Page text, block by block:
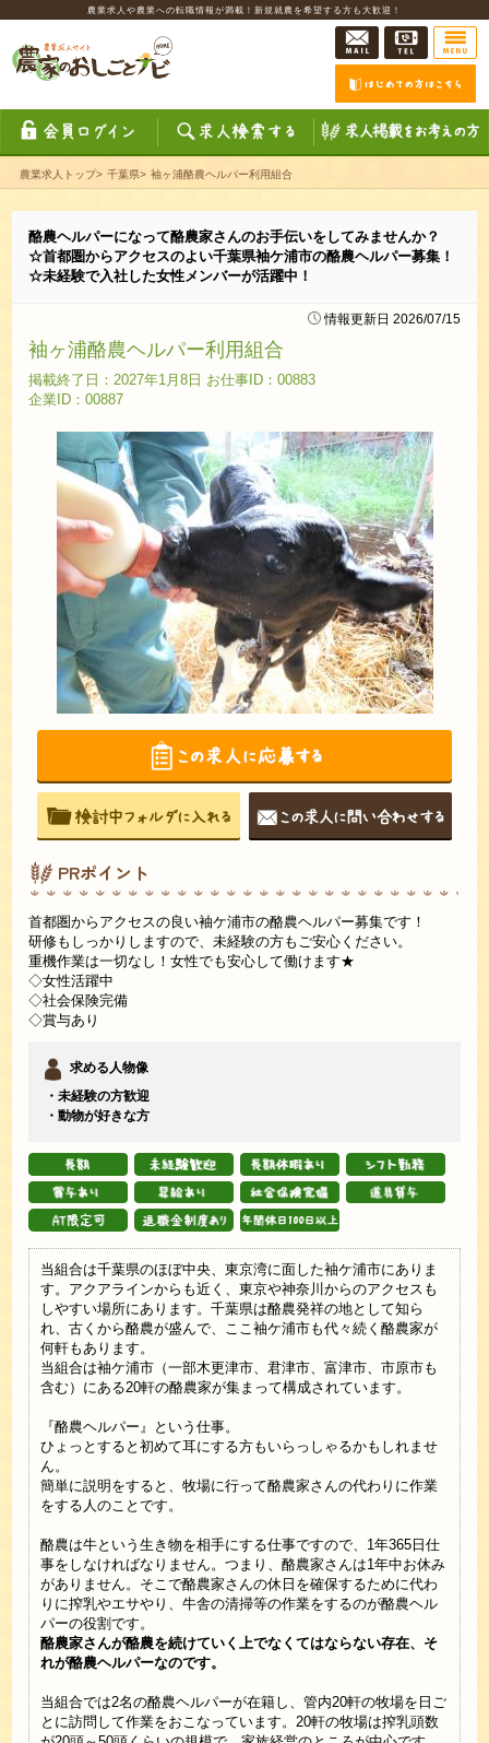
農業求人や農業への転職情報が満載！新規就農を希望する方も大歓迎！
農業求人トップ> 千葉県> 袖ヶ浦酪農ヘルパー利用組合
酪農ヘルパーになって酪農家さんのお手伝いをしてみませんか？
☆首都圏からアクセスのよい千葉県袖ケ浦市の酪農ヘルパー募集！
☆未経験で入社した女性メンバーが活躍中！
情報更新日 2026/07/15
袖ヶ浦酪農ヘルパー利用組合
掲載終了日：2027年1月8日 お仕事ID：00883
企業ID：00887
PRポイント
首都圏からアクセスの良い袖ケ浦市の酪農ヘルパー募集です！
研修もしっかりしますので、未経験の方もご安心ください。
重機作業は一切なし！女性でも安心して働けます★
◇女性活躍中
◇社会保険完備
◇賞与あり
求める人物像
・未経験の方歓迎
・動物が好きな方
当組合は千葉県のほぼ中央、東京湾に面した袖ケ浦市にありま
す。アクアラインからも近く、東京や神奈川からのアクセスも
しやすい場所にあります。千葉県は酪農発祥の地として知ら
れ、古くから酪農が盛んで、ここ袖ケ浦市も代々続く酪農家が
何軒もあります。
当組合は袖ケ浦市（一部木更津市、君津市、富津市、市原市も
含む）にある20軒の酪農家が集まって構成されています。
『酪農ヘルパー』という仕事。
ひょっとすると初めて耳にする方もいらっしゃるかもしれませ
ん。
簡単に説明をすると、牧場に行って酪農家さんの代わりに作業
をする人のことです。
酪農は牛という生き物を相手にする仕事ですので、1年365日仕
事をしなければなりません。つまり、酪農家さんは1年中お休み
がありません。そこで酪農家さんの休日を確保するために代わ
りに搾乳やエサやり、牛舎の清掃等の作業をするのが酪農ヘル
パーの役割です。
酪農家さんが酪農を続けていく上でなくてはならない存在、そ
れが酪農ヘルパーなのです。
当組合では2名の酪農ヘルパーが在籍し、管内20軒の牧場を日ご
とに訪問して作業をおこなっています。20軒の牧場は搾乳頭数